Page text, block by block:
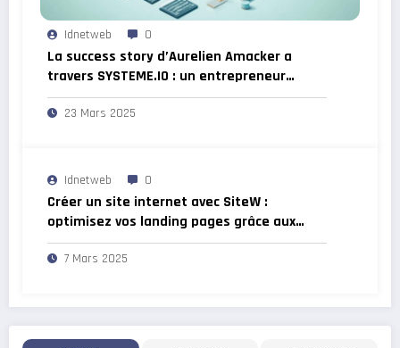
Idnetweb 0
La success story d’Aurelien Amacker a
travers SYSTEME.IO : un entrepreneur
francais qui inspire
23 Mars 2025
Idnetweb 0
Créer un site internet avec SiteW :
optimisez vos landing pages grâce aux
boutons de partage sociaux
7 Mars 2025